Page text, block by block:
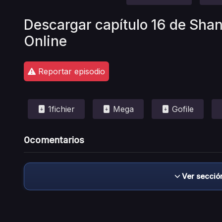
Descargar capítulo 16 de
Online
Reportar episodio
1fichier Mega Gofile
0comentarios
Ver